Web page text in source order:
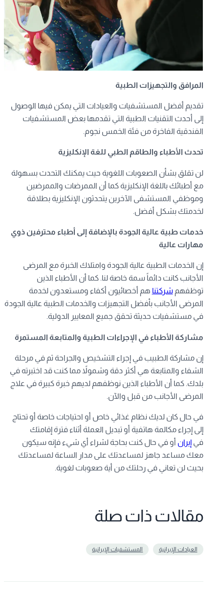
المرافق والتجهيزات الطبية
تقديم أفضل المستشفيات والعيادات التي يمكن فيها الوصول
إلى أحدث التقنيات الطبية التي تقدمها بعض المستشفيات
الفندقية الفاخرة من فئة الخمس نجوم.
تحدث الأطباء والطاقم الطبي للغة الإنكليزية
لن تقلق بشأن الصعوبات اللغوية حيث يمكنك التحدث بسهولة
مع أطبائك باللغة الإنكليزية كما أن الممرضات والممرضين
وموظفي المستشفى الآخرين يتحدثون الإنكليزية بطلاقة
لخدمتك بشكل أفضل.
خدمات طبية عالية الجودة بالإضافة إلى أطباء محترفين ذوي
مهارات عالية
إن الخدمات الطبية عالية الجودة وامتلاك الخبرة مع المرضى
الأجانب كانت دائماً سمة خاصة لنا. كما أن الأطباء الذين
توظفهمشركتنا هم أخصائيون أكفاء ومستعدون لخدمة
المرضى الأجانب بأفضل التجهيزات والخدمات الطبية عالية الجودة
في مستشفيات حديثة تحقق جميع المعايير الدولية.
مشاركة الأطباء في الإجراءات الطبية والمتابعة المستمرة
إن مشاركة الطبيب في إجراء التشخيص والجراحة ثم في مرحلة
الشفاء والمتابعة هي أكثر دقة وشمولاً مما كنت قد اختبرته في
بلدك. كما أن الأطباء الذين نوظفهم لديهم خبرة كبيرة في علاج
المرضى الأجانب من قبل والآن.
في حال كان لديك نظام غذائي خاص أو احتياجات خاصة أو تحتاج
إلى إجراء مكالمة هاتفية أو تبديل العملة أثناء فترة إقامتك
فيإيران أو في حال كنت بحاجة لشراء أي شيء فإنه سيكون
معك مساعد جاهز لمساعدتك على مدار الساعة لمساعدتك
بحيث لن تعاني في رحلتك من أية صعوبات لغوية.
مقالات ذات صلة
العيادات الإيرانية المستشفيات الإيرانية